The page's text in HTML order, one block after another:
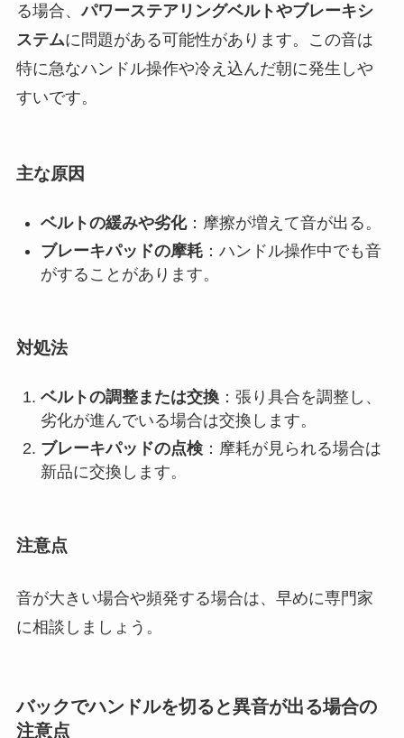
る場合、パワーステアリングベルトやブレーキシ
ステムに問題がある可能性があります。この音は
特に急なハンドル操作や冷え込んだ朝に発生しや
すいです。
主な原因
ベルトの緩みや劣化：摩擦が増えて音が出る。
ブレーキパッドの摩耗：ハンドル操作中でも音
がすることがあります。
対処法
ベルトの調整または交換：張り具合を調整し、
劣化が進んでいる場合は交換します。
ブレーキパッドの点検：摩耗が見られる場合は
新品に交換します。
注意点
音が大きい場合や頻発する場合は、早めに専門家
に相談しましょう。
バックでハンドルを切ると異音が出る場合の
注意点